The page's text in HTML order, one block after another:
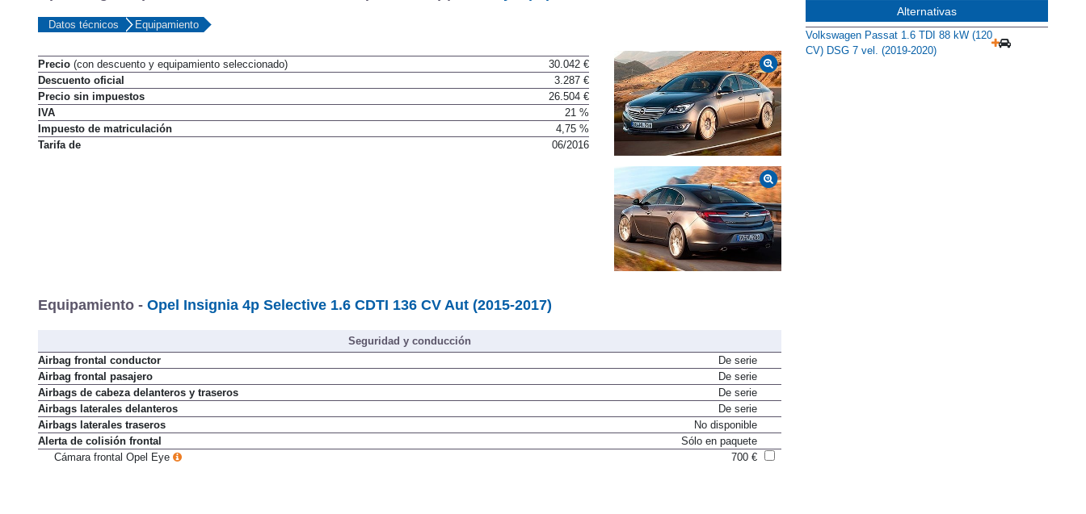
Datos técnicos Equipamiento
Precio (con descuento y equipamiento seleccionado)
30.042 €
Descuento oficial
3.287 €
Precio sin impuestos
26.504 €
IVA
21 %
Impuesto de matriculación
4,75 %
Tarifa de
06/2016
Equipamiento - Opel Insignia 4p Selective 1.6 CDTI 136 CV Aut (2015-2017)
Seguridad y conducción
Airbag frontal conductor
De serie
Airbag frontal pasajero
De serie
Airbags de cabeza delanteros y traseros
De serie
Airbags laterales delanteros
De serie
Airbags laterales traseros
No disponible
Alerta de colisión frontal
Sólo en paquete
Cámara frontal Opel Eye
700 €
Alternativas
Volkswagen Passat 1.6 TDI 88 kW (120
CV) DSG 7 vel. (2019-2020)